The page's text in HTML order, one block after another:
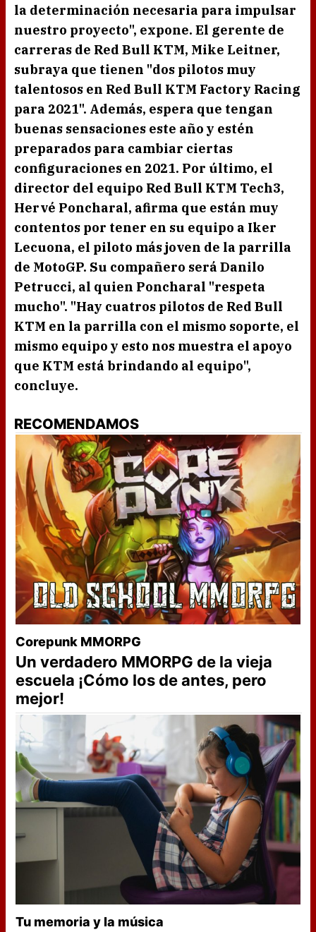
la determinación necesaria para impulsar
nuestro proyecto", expone. El gerente de
carreras de Red Bull KTM, Mike Leitner,
subraya que tienen "dos pilotos muy
talentosos en Red Bull KTM Factory Racing
para 2021". Además, espera que tengan
buenas sensaciones este año y estén
preparados para cambiar ciertas
configuraciones en 2021. Por último, el
director del equipo Red Bull KTM Tech3,
Hervé Poncharal, afirma que están muy
contentos por tener en su equipo a Iker
Lecuona, el piloto más joven de la parrilla
de MotoGP. Su compañero será Danilo
Petrucci, al quien Poncharal "respeta
mucho". "Hay cuatros pilotos de Red Bull
KTM en la parrilla con el mismo soporte, el
mismo equipo y esto nos muestra el apoyo
que KTM está brindando al equipo",
concluye.
RECOMENDAMOS
Corepunk MMORPG
Un verdadero MMORPG de la vieja
escuela ¡Cómo los de antes, pero
mejor!
Tu memoria y la música